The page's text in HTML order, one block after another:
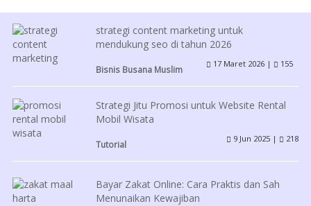
strategi content marketing untuk
mendukung seo di tahun 2026
Bisnis Busana Muslim
17 Maret 2026 | 155
Strategi Jitu Promosi untuk Website Rental
Mobil Wisata
Tutorial
9 Jun 2025 | 218
Bayar Zakat Online: Cara Praktis dan Sah
Menunaikan Kewajiban